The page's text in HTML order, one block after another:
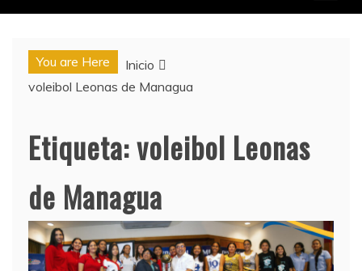
You are Here
Inicio
voleibol Leonas de Managua
Etiqueta:voleibol Leonas
de Managua